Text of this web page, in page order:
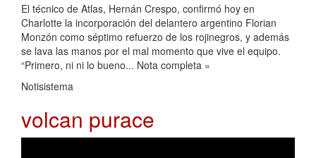
El técnico de Atlas, Hernán Crespo, confirmó hoy en
Charlotte la incorporación del delantero argentino Florian
Monzón como séptimo refuerzo de los rojinegros, y además
se lava las manos por el mal momento que vive el equipo.
“Primero, ni ni lo bueno... Nota completa »
Notisistema
volcan purace